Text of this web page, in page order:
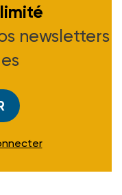
newsletters